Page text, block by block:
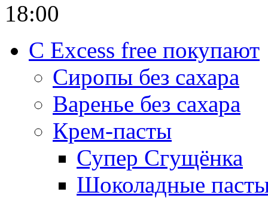
18:00
С Excess free покупают
Сиропы без сахара
Варенье без сахара
Крем-пасты
Супер Сгущёнка
Шоколадные